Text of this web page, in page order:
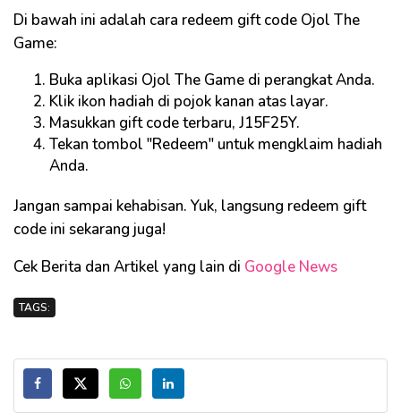
Di bawah ini adalah cara redeem gift code Ojol The
Game:
Buka aplikasi Ojol The Game di perangkat Anda.
Klik ikon hadiah di pojok kanan atas layar.
Masukkan gift code terbaru, J15F25Y.
Tekan tombol "Redeem" untuk mengklaim hadiah
Anda.
Jangan sampai kehabisan. Yuk, langsung redeem gift
code ini sekarang juga!
Cek Berita dan Artikel yang lain di Google News
TAGS: